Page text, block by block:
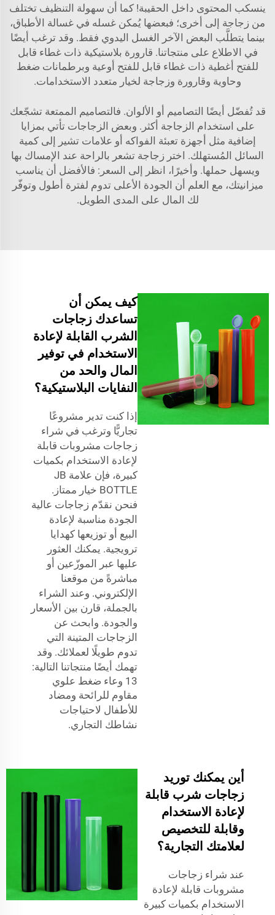
ينسكب المحتوى داخل الحقيبة! كما أن سهولة التنظيف تختلف
من زجاجة إلى أخرى؛ فبعضها يُمكن غسله في غسالة الأطباق،
بينما يتطلَّب البعض الآخر الغسل اليدوي فقط. وقد ترغب أيضًا
في الاطلاع على منتجاتنا. قارورة بلاستيكية ذات غطاء قابل
للفتح أغطية ذات غطاء قابل للفتح أوعية وبرطمانات ضغط
وحاوية وقارورة وزجاجة لخيار متعدد الاستخدامات.
قد تُفضّل أيضًا التصاميم أو الألوان. فالتصاميم الممتعة تشجّعك
على استخدام الزجاجة أكثر. وبعض الزجاجات تأتي بمزايا
إضافية مثل أجهزة تعبئة الفواكه أو علامات تشير إلى كمية
السائل المُستهلك. اختر زجاجة تشعر بالراحة عند الإمساك بها
ويسهل حملها. وأخيرًا، انظر إلى السعر: فالأفضل أن يناسب
ميزانيتك، مع العلم أن الجودة الأعلى تدوم لفترة أطول وتوفّر
لك المال على المدى الطويل.
كيف يمكن أن
تساعدك زجاجات
الشرب القابلة لإعادة
الاستخدام في توفير
المال والحد من
النفايات البلاستيكية؟
إذا كنت تدير مشروعًا
تجاريًّا وترغب في شراء
زجاجات مشروبات قابلة
لإعادة الاستخدام بكميات
كبيرة، فإن علامة JB
BOTTLE خيار ممتاز.
فنحن نقدّم زجاجات عالية
الجودة مناسبة لإعادة
البيع أو توزيعها كهدايا
ترويجية. يمكنك العثور
عليها عبر الموزّعين أو
مباشرةً من موقعنا
الإلكتروني. وعند الشراء
بالجملة، قارن بين الأسعار
والجودة. وابحث عن
الزجاجات المتينة التي
تدوم طويلًا لعملائك. وقد
تهمك أيضًا منتجاتنا التالية:
13 وعاء ضغط علوي
مقاوم للرائحة ومضاد
للأطفال لاحتياجات
نشاطك التجاري.
أين يمكنك توريد
زجاجات شرب قابلة
لإعادة الاستخدام
وقابلة للتخصيص
لعلامتك التجارية؟
عند شراء زجاجات
مشروبات قابلة لإعادة
الاستخدام بكميات كبيرة